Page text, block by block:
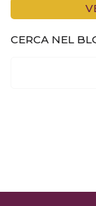
CERCA NEL